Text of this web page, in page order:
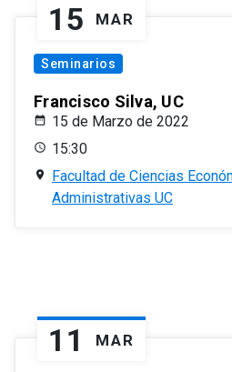
15 MAR
Seminarios
Francisco Silva, UC
15 de Marzo de 2022
15:30
Facultad de Ciencias
Administrativas UC
11 MAR